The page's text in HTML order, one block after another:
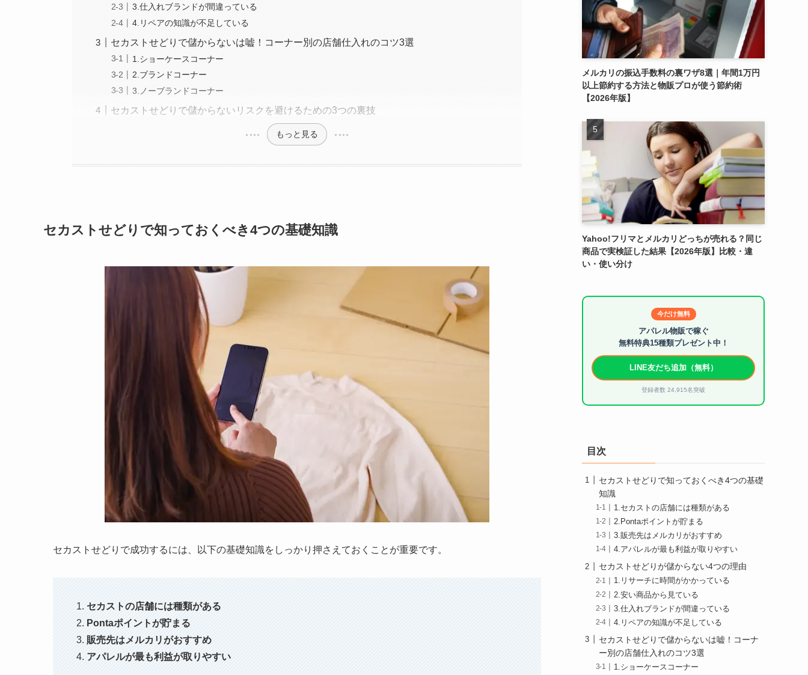
3.仕入れブランドが間違っている
4.リペアの知識が不足している
セカストせどりで儲からないは嘘！コーナー別の店舗仕入れのコツ3選
1.ショーケースコーナー
2.ブランドコーナー
3.ノーブランドコーナー
セカストせどりで儲からないリスクを避けるための3つの裏技
もっと見る
セカストせどりで知っておくべき4つの基礎知識
セカストせどりで成功するには、以下の基礎知識をしっかり押さえておくことが重要です。
セカストの店舗には種類がある
Pontaポイントが貯まる
販売先はメルカリがおすすめ
アパレルが最も利益が取りやすい
メルカリの振込手数料の裏ワザ8選｜年間1万円
以上節約する方法と物販プロが使う節約術
【2026年版】
Yahoo!フリマとメルカリどっちが売れる？同じ
商品で実検証した結果【2026年版】比較・違
い・使い分け
今だけ無料
アパレル物販で稼ぐ
無料特典15種類プレゼント中！
LINE友だち追加（無料）
登録者数 24,915名突破
目次
セカストせどりで知っておくべき4つの基礎
知識
1.セカストの店舗には種類がある
2.Pontaポイントが貯まる
3.販売先はメルカリがおすすめ
4.アパレルが最も利益が取りやすい
セカストせどりが儲からない4つの理由
1.リサーチに時間がかかっている
2.安い商品から見ている
3.仕入れブランドが間違っている
4.リペアの知識が不足している
セカストせどりで儲からないは嘘！コーナ
ー別の店舗仕入れのコツ3選
1.ショーケースコーナー